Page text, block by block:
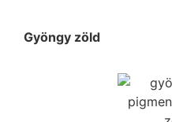
Gyöngy zöld